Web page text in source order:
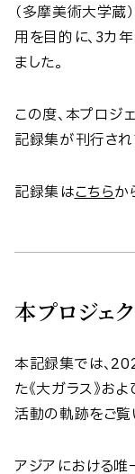
（多摩美術大学蔵
用を目的に、3カ
ました。
この度、本プロジ
記録集が刊行され
記録集はこちらか
本プロジェ
本記録集では、
た《大ガラス》お
活動の軌跡をご覧
アジアにおける唯